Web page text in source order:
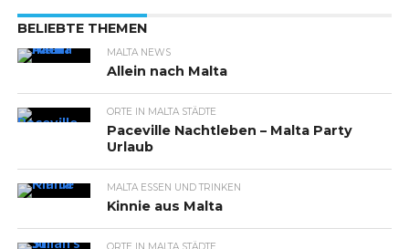
BELIEBTE THEMEN
MALTA NEWS
Allein nach Malta
ORTE IN MALTA STÄDTE
Paceville Nachtleben – Malta Party
Urlaub
MALTA ESSEN UND TRINKEN
Kinnie aus Malta
ORTE IN MALTA STÄDTE